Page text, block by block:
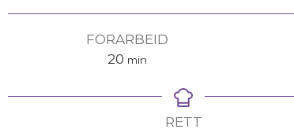
FORARBEID
20 min
RETT